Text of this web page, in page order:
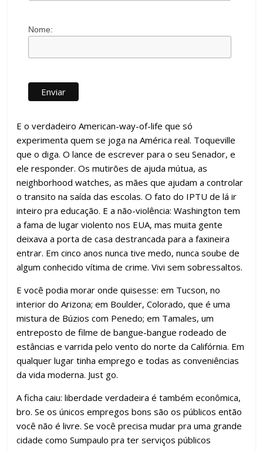
Nome:
E o verdadeiro American-way-of-life que só
experimenta quem se joga na América real. Toqueville
que o diga. O lance de escrever para o seu Senador, e
ele responder. Os mutirões de ajuda mútua, as
neighborhood watches, as mães que ajudam a controlar
o transito na saída das escolas. O fato do IPTU de lá ir
inteiro pra educação. E a não-violência: Washington tem
a fama de lugar violento nos EUA, mas muita gente
deixava a porta de casa destrancada para a faxineira
entrar. Em cinco anos nunca tive medo, nunca soube de
algum conhecido vítima de crime. Vivi sem sobressaltos.
E você podia morar onde quisesse: em Tucson, no
interior do Arizona; em Boulder, Colorado, que é uma
mistura de Búzios com Penedo; em Tamales, um
entreposto de filme de bangue-bangue rodeado de
estâncias e varrida pelo vento do norte da Califórnia. Em
qualquer lugar tinha emprego e todas as conveniências
da vida moderna. Just go.
A ficha caiu: liberdade verdadeira é também econômica,
bro. Se os únicos empregos bons são os públicos então
você não é livre. Se você precisa mudar pra uma grande
cidade como Sumpaulo pra ter serviços públicos